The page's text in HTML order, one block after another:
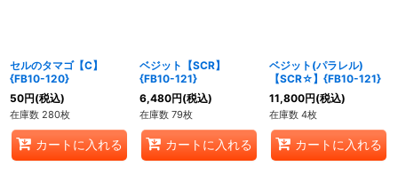
セルのタマゴ【C】
{FB10-120}
50円(税込)
在庫数 280枚
カートに入れる
ベジット【SCR】
{FB10-121}
6,480円(税込)
在庫数 79枚
カートに入れる
ベジット(パラレル)
【SCR☆】{FB10-121}
11,800円(税込)
在庫数 4枚
カートに入れる